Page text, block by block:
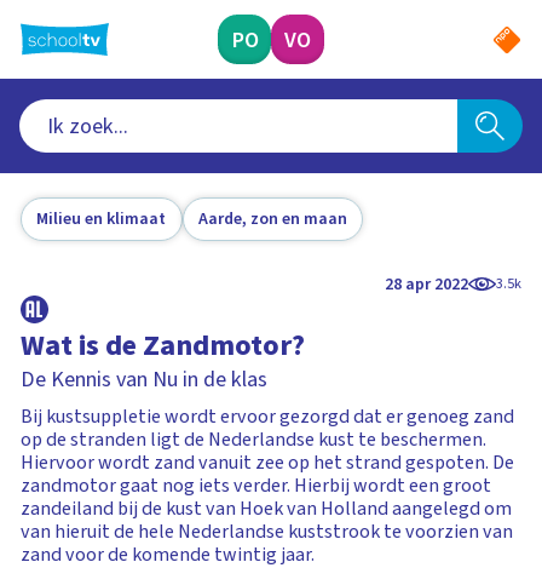
naar
hoofdinhoud
PO VO
Milieu en klimaat Aarde, zon en maan
28 apr 2022 3.5k
Wat is de Zandmotor?
De Kennis van Nu in de klas
Bij kustsuppletie wordt ervoor gezorgd dat er genoeg zand
op de stranden ligt de Nederlandse kust te beschermen.
Hiervoor wordt zand vanuit zee op het strand gespoten. De
zandmotor gaat nog iets verder. Hierbij wordt een groot
zandeiland bij de kust van Hoek van Holland aangelegd om
van hieruit de hele Nederlandse kuststrook te voorzien van
zand voor de komende twintig jaar.